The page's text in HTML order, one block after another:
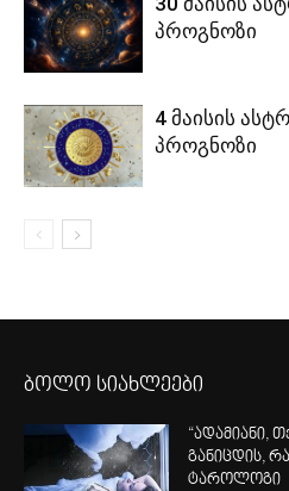
პროგნოზი
4 მაისის
პროგნოზი
ბოლო სიახლეები
“ადამიანი,
განიცდის,
ტაროლოგი